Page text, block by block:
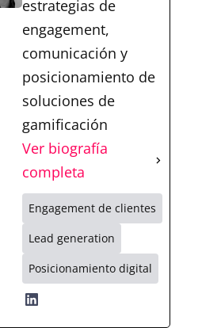
estrategias de
engagement,
comunicación y
posicionamiento de
soluciones de
gamificación
Ver biografía
completa
Engagement de clientes
Lead generation
Posicionamiento digital